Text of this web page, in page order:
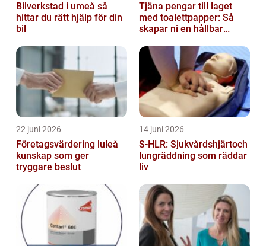
Bilverkstad i umeå så
hittar du rätt hjälp för din
bil
Tjäna pengar till laget
med toalettpapper: Så
skapar ni en hållbar
22 juni 2026
Företagsvärdering luleå
kunskap som ger
tryggare beslut
14 juni 2026
S-HLR: Sjukvårdshjärtoch
lungräddning som räddar
liv